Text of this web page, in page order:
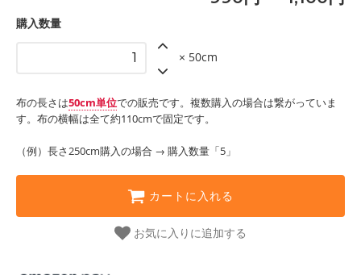
購入数量
× 50cm
布の長さは50cm単位での販売です。複数購入の場合は繋がっていま
す。布の横幅は全て約110cmで固定です。
（例）長さ250cm購入の場合 → 購入数量「5」
カートに入れる
お気に入りに追加する